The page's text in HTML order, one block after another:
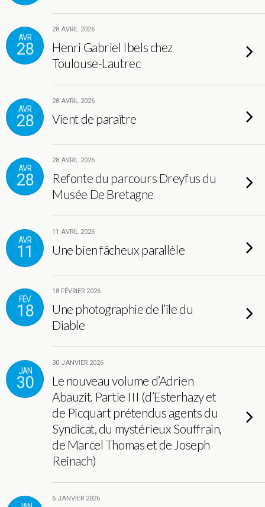
AVR
28
28 AVRIL 2026
Henri Gabriel Ibels chez
Toulouse-Lautrec
AVR
28
28 AVRIL 2026
Vient de paraître
AVR
28
28 AVRIL 2026
Refonte du parcours Dreyfus du
Musée De Bretagne
AVR
11
11 AVRIL 2026
Une bien fâcheux parallèle
FÉV
18
18 FÉVRIER 2026
Une photographie de l’île du
Diable
JAN
30
30 JANVIER 2026
Le nouveau volume d’Adrien
Abauzit. Partie III (d’Esterhazy et
de Picquart prétendus agents du
Syndicat, du mystérieux Souffrain,
de Marcel Thomas et de Joseph
Reinach)
6 JANVIER 2026